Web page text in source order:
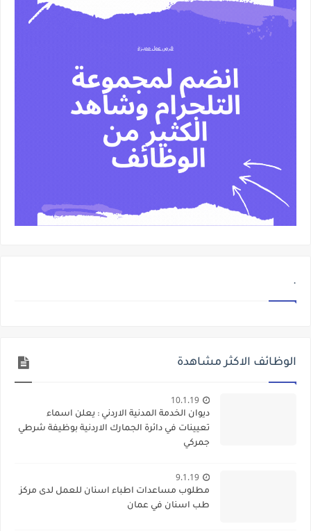
.
الوظائف الاكثر مشاهدة
10.1.19
ديوان الخدمة المدنية الاردني : يعلن اسماء
تعيينات في دائرة الجمارك الاردنية بوظيفة شرطي
جمركي
9.1.19
مطلوب مساعدات اطباء اسنان للعمل لدى مركز
طب اسنان في عمان